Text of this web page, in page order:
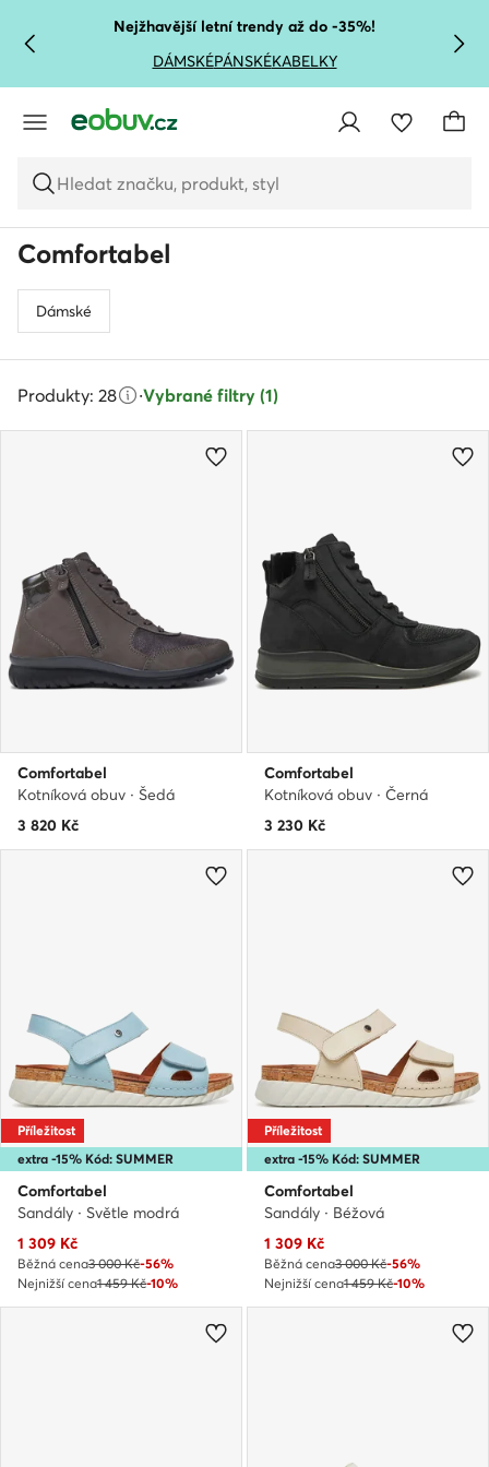
PŘEJÍT NA HLAVNÍ OBSAH
PŘEJÍT NA VYHLEDÁVÁNÍ
Nejžhavější letní trendy až do -35%!
DÁMSKÉPÁNSKÉKABELKY
Hledat značku, produkt, styl
Comfortabel
Dámské
Produkty: 28 ·Vybrané filtry (1)
Comfortabel
Kotníková obuv · Šedá
3 820 Kč
Comfortabel
Kotníková obuv · Černá
3 230 Kč
extra -15% Kód: SUMMER
Příležitost
Comfortabel
Sandály · Světle modrá
Aktuální cena
1 309 Kč
Běžná cena3 000 Kč-56%
Nejnižší cena1 459 Kč-10%
extra -15% Kód: SUMMER
Příležitost
Comfortabel
Sandály · Béžová
Aktuální cena
1 309 Kč
Běžná cena3 000 Kč-56%
Nejnižší cena1 459 Kč-10%